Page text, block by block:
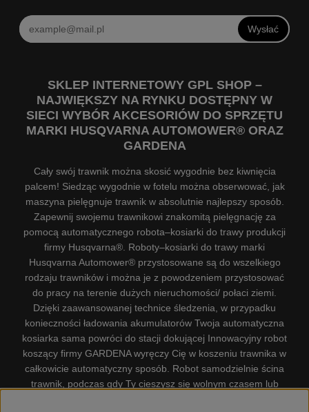
Wysłać
SKLEP INTERNETOWY GPL SHOP –
NAJWIĘKSZY NA RYNKU DOSTĘPNY W
SIECI WYBÓR AKCESORIÓW DO SPRZĘTU
MARKI HUSQVARNA AUTOMOWER® ORAZ
GARDENA
Cały swój trawnik można skosić wygodnie bez kiwnięcia
palcem! Siedząc wygodnie w fotelu można obserwować, jak
maszyna pielęgnuje trawnik w absolutnie najlepszy sposób.
Zapewnij swojemu trawnikowi znakomitą pielęgnację za
pomocą automatycznego robota–kosiarki do trawy produkcji
firmy Husqvarna®. Roboty–kosiarki do trawy marki
Husqvarna Automower® przystosowane są do wszelkiego
rodzaju trawników i można je z powodzeniem przystosować
do pracy na terenie dużych nieruchomości/ połaci ziemi.
Dzięki zaawansowanej technice śledzenia, w przypadku
konieczności ładowania akumulatorów Twoja automatyczna
kosiarka sama powróci do stacji dokującej Innowacyjny robot
koszący firmy GARDENA wyręczy Cię w koszeniu trawnika w
całkowicie automatyczny sposób. Robot samodzielnie ścina
trawnik, podczas gdy Ty cieszysz się wolnym czasem lub